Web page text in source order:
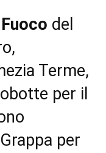
del
Terme,
per il
per